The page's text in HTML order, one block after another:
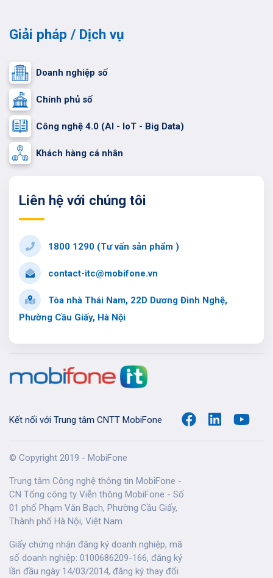
Giải pháp / Dịch vụ
Doanh nghiệp số
Chính phủ số
Công nghệ 4.0 (AI - IoT - Big Data)
Khách hàng cá nhân
Liên hệ với chúng tôi
1800 1290 (Tư vấn sản phẩm )
contact-itc@mobifone.vn
Tòa nhà Thái Nam, 22D Dương Đình Nghệ,
Phường Cầu Giấy, Hà Nội
Kết nối với Trung tâm CNTT MobiFone
© Copyright 2019 - MobiFone
Trung tâm Công nghệ thông tin MobiFone -
CN Tổng công ty Viễn thông MobiFone - Số
01 phố Phạm Văn Bạch, Phường Cầu Giấy,
Thành phố Hà Nội, Việt Nam
Giấy chứng nhận đăng ký doanh nghiệp, mã
số doanh nghiệp: 0100686209-166, đăng ký
lần đầu ngày 14/03/2014, đăng ký thay đổi